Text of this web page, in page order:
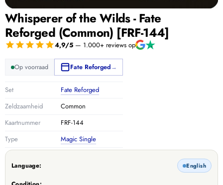
Whisperer of the Wilds - Fate
Reforged (Common) [FRF-144]
4,9/5 — 1.000+ reviews op
Op voorraad Fate Reforged→
Set
Fate Reforged
Zeldzaamheid
Common
Kaartnummer
FRF-144
Type
Magic Single
Language: English